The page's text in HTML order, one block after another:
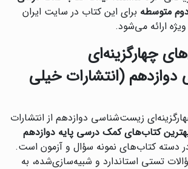
متوسطه برای این کتاب در سایت ایران
ارائه می‌شود.
چهارگزینه‌ای
(انتشارات خیلی
زیست‌شناسی دوازدهم از انتشارات
کتاب‌های کمک درسی پایه دوازدهم
دسته کتاب‌های نمونه سؤال و آزمون است.
تستی استاندارد و شبیه‌سازی‌شده، به